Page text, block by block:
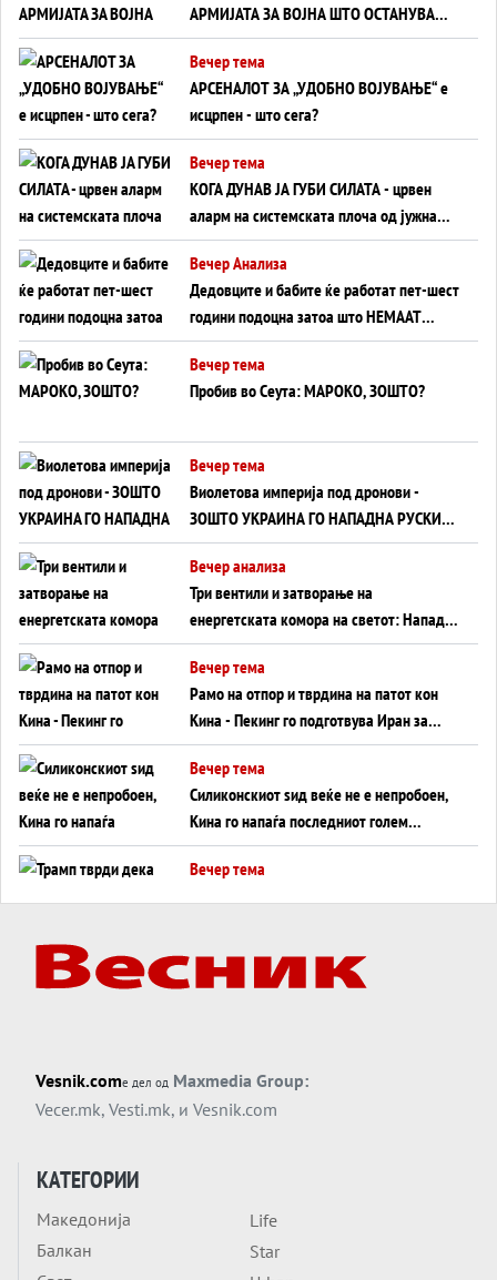
АРМИЈАТА ЗА ВОЈНА ШТО ОСТАНУВА
БЕЗ ФРОНТ
Вечер тема
АРСЕНАЛОТ ЗА „УДОБНО ВОЈУВАЊЕ“ е
исцрпен - што сега?
Вечер тема
КОГА ДУНАВ ЈА ГУБИ СИЛАТА - црвен
аларм на системската плоча од јужна
Германија до Црното Море...
Вечер Анализа
Дедовците и бабите ќе работат пет-шест
години подоцна затоа што НЕМААТ
ВНУЦИ ДА ГИ ЗАМЕНАТ
Вечер тема
Пробив во Сеута: МАРОКО, ЗОШТО?
Вечер тема
Виолетова империја под дронови -
ЗОШТО УКРАИНА ГО НАПАДНА РУСКИОТ
WILDBERRIES
Вечер анализа
Три вентили и затворање на
енергетската комора на светот: Нападот
во Суец најавува глобален енергетски
инфаркт?
Вечер тема
Рамо на отпор и тврдина на патот кон
Кина - Пекинг го подготвува Иран за
американска копнена инвазија
Вечер тема
Силиконскиот ѕид веќе не е непробоен,
Кина го напаѓа последниот голем
монопол на Западот?
Вечер тема
Вечер тема
ДЛАБОКО УДОЛУ: Сметководствените
Вечер тема
АТОМСКО ДОМИНО НА БЛИСКИОТ
ИСТОК
Обвинувањето кон Русија го поврзува
Блискиот Исток со украинското бојно
Vesnik.comе дел од Maxmedia Group:
Vecer.mk, Vesti.mk, и Vesnik.com
КАТЕГОРИИ
Македонија
Балкан
Life
Star